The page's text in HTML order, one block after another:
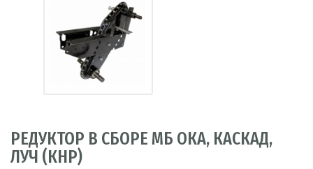
РЕДУКТОР В СБОРЕ МБ ОКА, КАСКАД,
ЛУЧ (КНР)